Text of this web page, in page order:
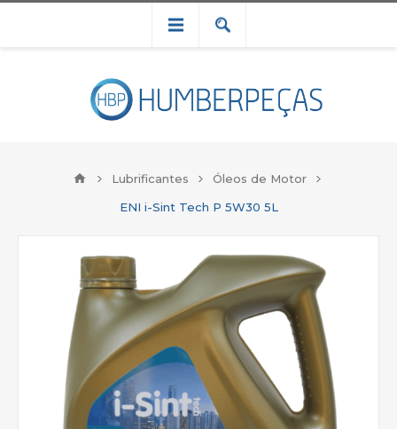
Lubrificantes
Óleos de Motor
ENI i-Sint Tech P 5W30 5L